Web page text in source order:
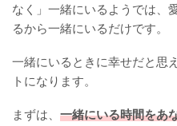
なく」一緒にいるようでは、
るから一緒にいるだけです。
一緒にいるときに幸せだと思
トになります。
まずは、 一緒にいる時間をあ